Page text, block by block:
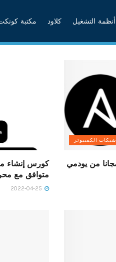
أنظمة التشغيل كلاود مكتبة
شبكات الكمبيوتر
كورس إنشاء
متوافق مع